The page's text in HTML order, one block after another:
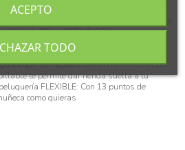
High de 28 cm ESTILO CON
con un elegante outfit que combina
DE MODA: Viene con un segundo
par de zapatos DIVIÉRTETE CON LOS
te permite dar rienda suelta a tu
FLEXIBLE: Con 13 puntos de
como quieras
TODO
ACEPTO